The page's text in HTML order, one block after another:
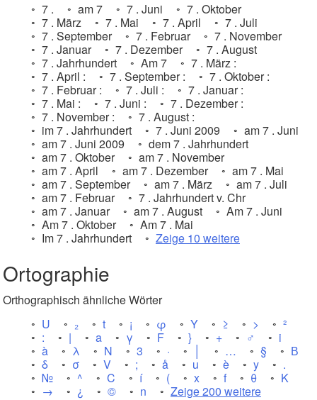
7 .
am 7 7 . Juni
7 . Oktober
7 . März
7 . Mai 7 . April
7 . Juli
7 . September
7 . Februar
7 . November
7 . Januar
7 . Dezember
7 . August
7 . Jahrhundert
Am 7
7 . März :
7 . April :
7 . September :
7 . Oktober :
7 . Februar :
7 . Juli :
7 . Januar :
7 . Mai :
7 . Juni :
7 . Dezember :
7 . November :
7 . August :
im 7 . Jahrhundert
7 . Juni 2009
am 7 . Juni
am 7 . Juni 2009
dem 7 . Jahrhundert
am 7 . Oktober
am 7 . November
am 7 . April
am 7 . Dezember
am 7 . Mai
am 7 . September
am 7 . März
am 7 . Juli
am 7 . Februar
7 . Jahrhundert v. Chr
am 7 . Januar
am 7 . August
Am 7 . Juni
Am 7 . Oktober
Am 7 . Mai
Im 7 . Jahrhundert
Zeige 10 weitere
Ortographie
Orthographisch ähnliche Wörter
U
₂ t ¡ φ Y ≥ >
²
:
| a γ F } + ♂
i
à
λ N 3 · … §
В
δ
σ V ; å u è y
.
№
^ C í ( x f θ
K
→
¿ © n Zeige 200 weitere